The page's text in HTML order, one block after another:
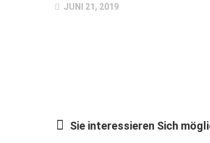
JUNI 21, 2019
Sie interessieren Sich